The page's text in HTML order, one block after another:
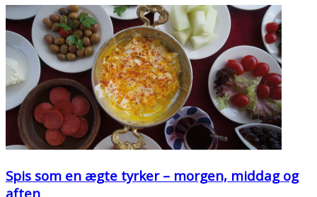
Spis som en ægte tyrker – morgen, middag og
aften